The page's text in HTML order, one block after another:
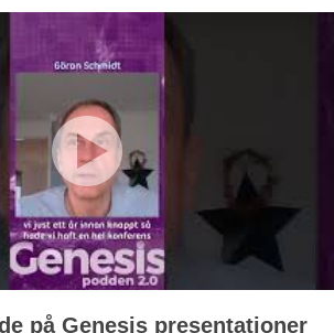
på Genesis presentationer